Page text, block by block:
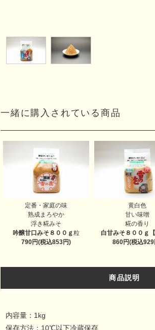
一緒に購入されている商品
定番・家庭の味
熟成まろやか
浮き糀みそ
吟醸甘口みそ８００ｇ粒
790円(税込853円)
黄白色
甘い味噌
糀の香り
白甘みそ８００ｇ
860円(税込929
商品説明
内容量：1kg
保存方法：10℃以下冷蔵保存